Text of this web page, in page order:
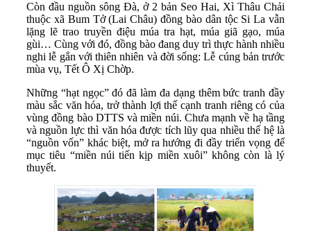
Còn đầu nguồn sông Đà, ở 2 bản Seo Hai, Xì Thâu Chải
thuộc xã Bum Tở (Lai Châu) đồng bào dân tộc Si La vẫn
lặng lẽ trao truyền điệu múa tra hạt, múa giã gạo, múa
gùi… Cùng với đó, đồng bào đang duy trì thực hành nhiều
nghi lễ gắn với thiên nhiên và đời sống: Lễ cúng bản trước
mùa vụ, Tết Ô Xị Chờp.
Những “hạt ngọc” đó đã làm đa dạng thêm bức tranh đầy
màu sắc văn hóa, trở thành lợi thế cạnh tranh riêng có của
vùng đồng bào DTTS và miền núi. Chưa mạnh về hạ tầng
và nguồn lực thì văn hóa được tích lũy qua nhiều thế hệ là
“nguồn vốn” khác biệt, mở ra hướng đi đầy triển vọng để
mục tiêu “miền núi tiến kịp miền xuôi” không còn là lý
thuyết.